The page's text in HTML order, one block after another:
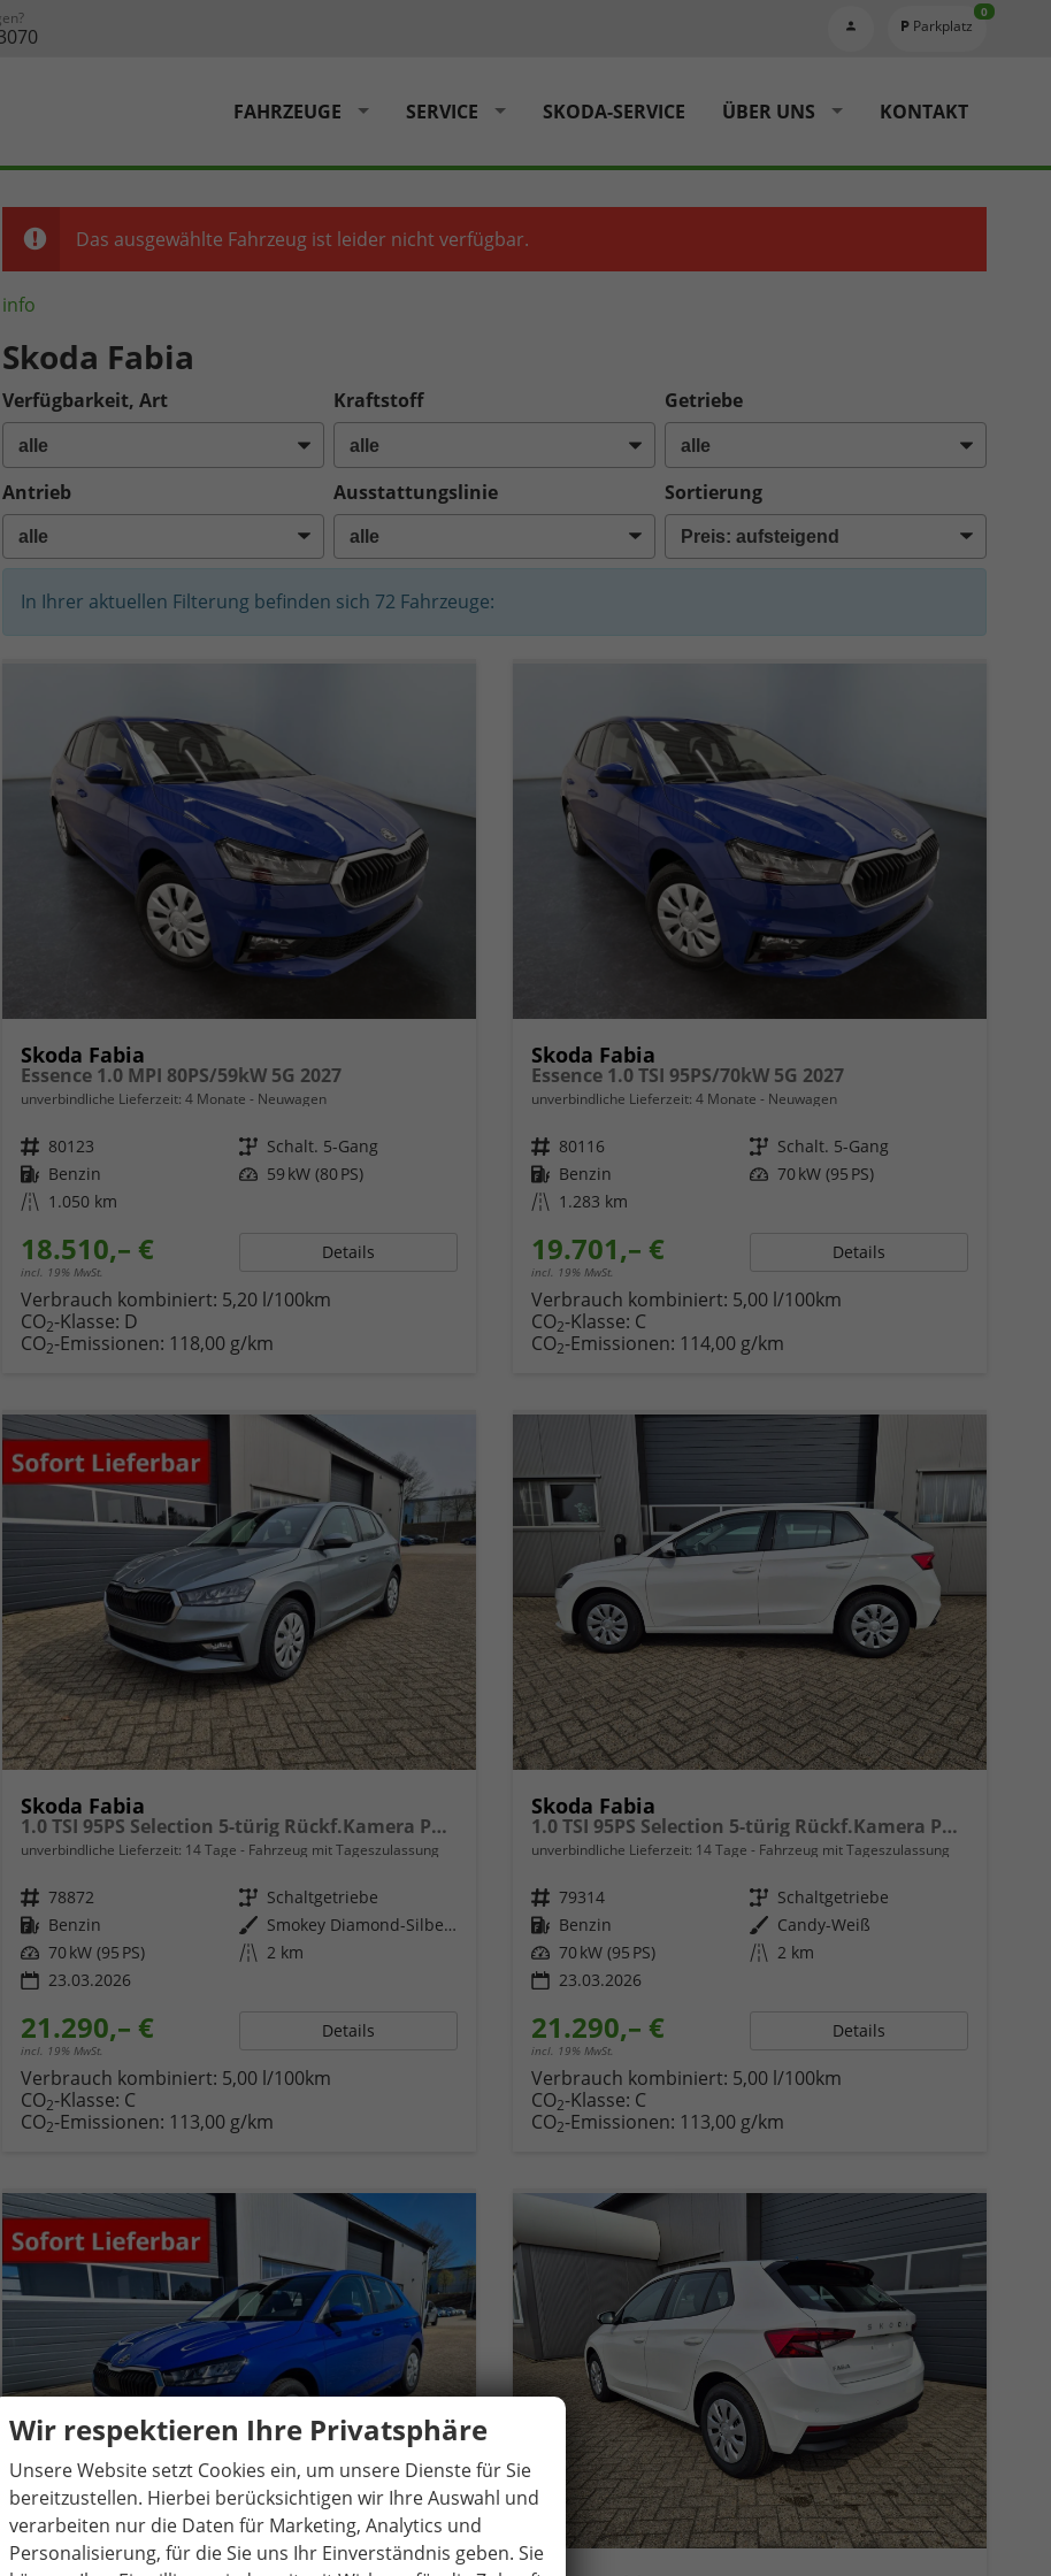
Parkplatz
0
FAHRZEUGE SERVICE SKODA-SERVICE ÜBER UNS KONTAKT
Das ausgewählte Fahrzeug ist leider nicht verfügbar.
info
Skoda Fabia
Verfügbarkeit, Art Kraftstoff Getriebe
Antrieb Ausstattungslinie Sortierung
In Ihrer aktuellen Filterung befinden sich 72 Fahrzeuge:
Skoda Fabia
Essence 1.0 MPI 80PS/59kW 5G 2027
unverbindliche Lieferzeit: 4 Monate Neuwagen
Fahrzeugnr. 80123 Getriebe Schalt. 5-Gang
Kraftstoff Benzin Leistung 59 kW (80 PS)
Kilometerstand 1.050 km
18.510,– €
incl. 19% MwSt.
Details
Verbrauch kombiniert: 5,20 l/100km
CO2-Klasse: D
CO2-Emissionen: 118,00 g/km
Skoda Fabia
Essence 1.0 TSI 95PS/70kW 5G 2027
unverbindliche Lieferzeit: 4 Monate Neuwagen
Fahrzeugnr. 80116 Getriebe Schalt. 5-Gang
Kraftstoff Benzin Leistung 70 kW (95 PS)
Kilometerstand 1.283 km
19.701,– €
incl. 19% MwSt.
Details
Verbrauch kombiniert: 5,00 l/100km
CO2-Klasse: C
CO2-Emissionen: 114,00 g/km
Skoda Fabia
1.0 TSI 95PS Selection 5-türig Rückf.Kamera Parksensoren Sitzheizung Multifunktionslenkrad Klima Skoda-Radio Bluetooth Touchscreen Tempomat Nebelsch. Apple CarPlay + Android Auto
unverbindliche Lieferzeit: 14 Tage Fahrzeug mit Tageszulassung
Fahrzeugnr. 78872 Getriebe Schaltgetriebe
Kraftstoff Benzin Außenfarbe
Smokey Diamond-Silber Metallic
Leistung 70 kW (95 PS) Kilometerstand 2 km
23.03.2026
21.290,– €
incl. 19% MwSt.
Details
Verbrauch kombiniert: 5,00 l/100km
CO2-Klasse: C
CO2-Emissionen: 113,00 g/km
Skoda Fabia
1.0 TSI 95PS Selection 5-türig Rückf.Kamera Parksensoren Sitzheizung Multifunktionslenkrad Klima Skoda-Radio Bluetooth Touchscreen Tempomat Nebelsch. Apple CarPlay + Android Auto
unverbindliche Lieferzeit: 14 Tage Fahrzeug mit Tageszulassung
Fahrzeugnr. 79314 Getriebe Schaltgetriebe
Kraftstoff Benzin Außenfarbe Candy-Weiß
Leistung 70 kW (95 PS) Kilometerstand 2 km
23.03.2026
21.290,– €
incl. 19% MwSt.
Details
Verbrauch kombiniert: 5,00 l/100km
CO2-Klasse: C
CO2-Emissionen: 113,00 g/km
Wir respektieren Ihre Privatsphäre
Unsere Website setzt Cookies ein, um unsere Dienste für Sie
bereitzustellen. Hierbei berücksichtigen wir Ihre Auswahl und
verarbeiten nur die Daten für Marketing, Analytics und
Personalisierung, für die Sie uns Ihr Einverständnis geben. Sie